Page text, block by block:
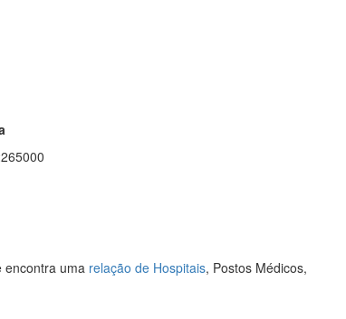
encontra uma relação de Hospitais, Postos Médicos,